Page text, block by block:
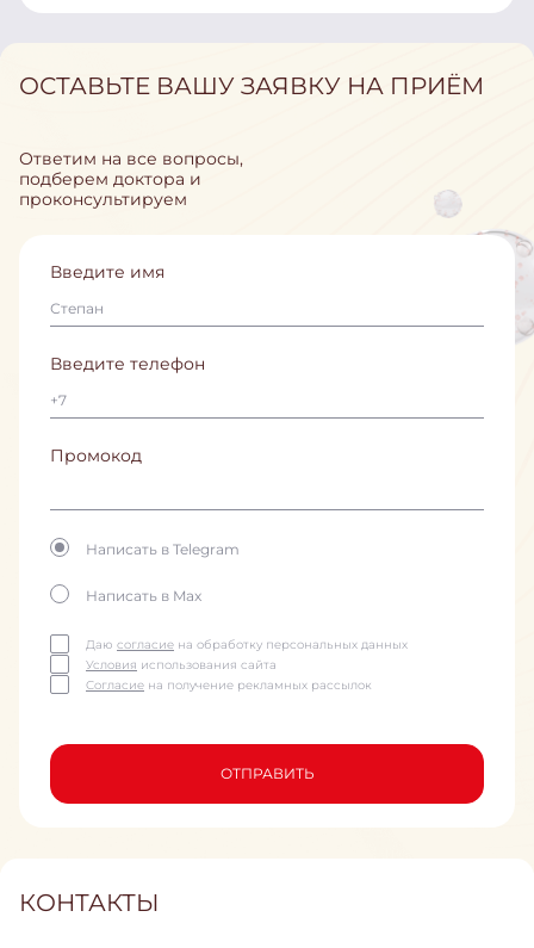
ОСТАВЬТЕ ВАШУ ЗАЯВКУ НА ПРИЁМ
Ответим на все вопросы,
подберем доктора и
проконсультируем
Введите имя
Введите телефон
Промокод
Написать в Telegram
Написать в Max
Даю согласие на обработку персональных данных
Условия использования сайта
Согласие на получение рекламных рассылок
ОТПРАВИТЬ
КОНТАКТЫ